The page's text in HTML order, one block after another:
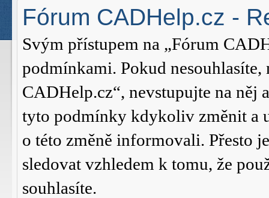
Fórum CADHelp.cz -
Svým přístupem na „Fórum
podmínkami. Pokud
CADHelp.cz“, nevstupujte na něj
tyto podmínky kdykoliv změnit a
o této změně informovali. Přesto
sledovat vzhledem k tomu, že
souhlasíte.